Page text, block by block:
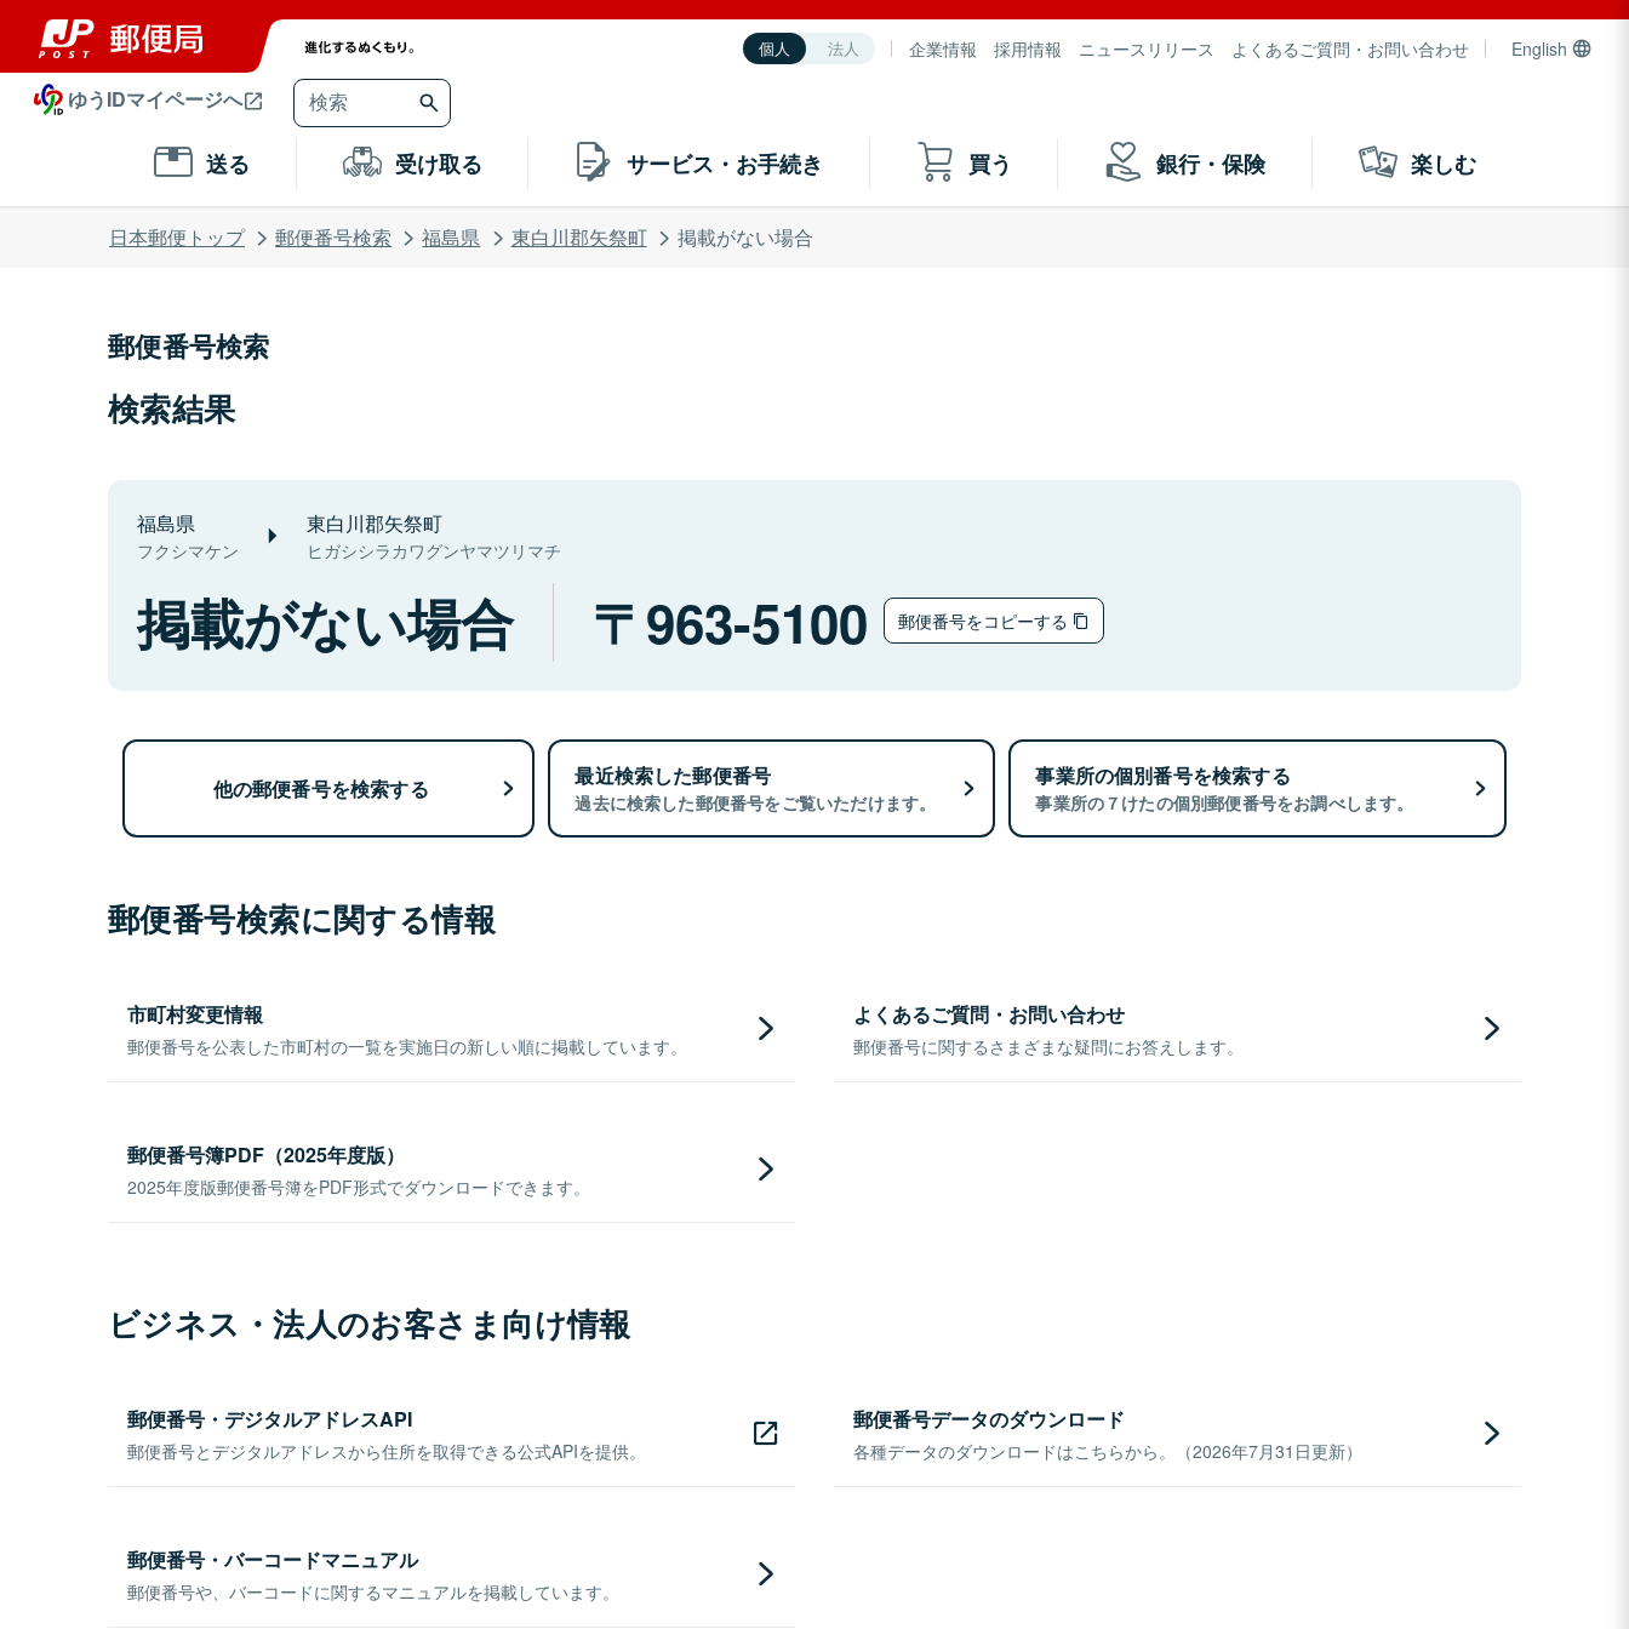
個人 法人 企業情報 採用情報 ニュースリリース よくあるご質問・お問い合わせ English
ゆうIDマイページへ
送る 受け取る サービス・お手続き 買う 銀行・保険 楽しむ
日本郵便トップ 郵便番号検索 福島県 東白川郡矢祭町 掲載がない場合
郵便番号検索
検索結果
福島県
フクシマケン
東白川郡矢祭町
ヒガシシラカワグンヤマツリマチ
掲載がない場合 963-5100 郵便番号をコピーする
他の郵便番号を検索する 最近検索した郵便番号
過去に検索した郵便番号をご覧いただけます。
事業所の個別番号を検索する
事業所の７けたの個別郵便番号をお調べします。
郵便番号検索に関する情報
市町村変更情報
郵便番号を公表した市町村の一覧を実施日の新しい順に掲載しています。
よくあるご質問・お問い合わせ
郵便番号に関するさまざまな疑問にお答えします。
郵便番号簿PDF（2025年度版）
2025年度版郵便番号簿をPDF形式でダウンロードできます。
ビジネス・法人のお客さま向け情報
郵便番号・デジタルアドレスAPI
郵便番号とデジタルアドレスから住所を取得できる公式APIを提供。
郵便番号データのダウンロード
各種データのダウンロードはこちらから。（2026年7月31日更新）
郵便番号・バーコードマニュアル
郵便番号や、バーコードに関するマニュアルを掲載しています。